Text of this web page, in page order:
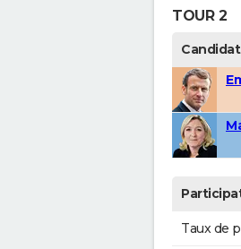
TOUR 2
Candidat
Taux de